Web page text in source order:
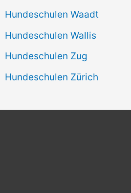
Hundeschulen Waadt
Hundeschulen Wallis
Hundeschulen Zug
Hundeschulen Zürich